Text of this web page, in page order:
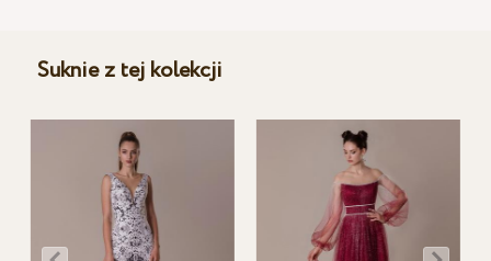
Suknie z tej kolekcji